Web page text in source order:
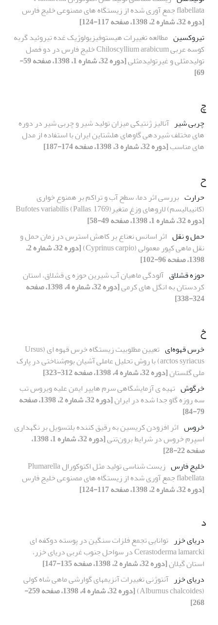
flabellata جمع آوری شده از زیستگاه های مصنوعی خلیج فارس
[دوره 32، شماره 2، 1398، صفحه 117-124]
تیروکسین مطالعه تغییرات هیستوفیزیولوژیک غده تیروئید گربه
کوسه عربی Chiloscyllium arabicum خلیج فارس در دو فصل
تولیدمثلی و غیرتولیدمثلی
[دوره 32، شماره 1، 1398، صفحه 59-
69]
چ
چربی شیر آنالیز ژنتیکی میزان تولید شیر و چربی شیر در دوره
های مختلف شیردهی گاوهای هلشتاین ایران با استفاده از مدل
های مناسب[دوره 32، شماره 3، 1398، صفحه 174-187]
ح
حرارت بررسی اثر دما، سطح آب و تراکم بر همنوع خواری
(کانیبالیسم) لاروهای وزغ متغیر(Pallas, 1769) Bufotes variabilis
[دوره 32، شماره 1، 1398، صفحه 49-58]
حمل و نقل اثر اسانس نعناع بر کاهش استرس در زمان حمل و
نقل ماهی کپور معمولی (Cyprinus carpio)
[دوره 32، شماره 2،
1398، صفحه 96-102]
حوزه قشلاق آلودگی ماهیان آب شیرین حوزه ی قشلاق، استان
کردستان به انگل های کرمی
[دوره 32، شماره 4، 1398، صفحه
324-338]
خ
خرس قهوه‌ای
تعیین مطلوبیت زیستگاه خرس قهوه ای (Ursus
arctos syriacus) با روش تحلیل عاملی آشیان بوم‌شناختی در پارک
ملی گلستان[دوره 32، شماره 4، 1398، صفحه 312-323]
خرگوش تهیه ی آزمایشگاهی سرم هایپر ایمن علیه ویروس تب
سه روزه گاو جدا شده در ایران
[دوره 32، شماره 2، 1398، صفحه
79-84]
خروس اثر افزودن کریسین به رقیق کننده بلتسویل بر نگهداری
اسپرم خروس در شرایط برون‌تنی
[دوره 32، شماره 1، 1398،
صفحه 22-28]
خلیج فارس
زیست شناسی تولید مثل اکتوکورال Plumarella
flabellata جمع آوری شده از زیستگاه های مصنوعی خلیج فارس
[دوره 32، شماره 2، 1398، صفحه 117-124]
د
دریای خزر توانایی تجمع فلزات سنگین در پوسته دوکفه ای
Cerastoderma lamarcki در سواحل جنوب غربی دریای خزر،
استان گیلان[دوره 32، شماره 2، 1398، صفحه 135-147]
دریای خزر آنتوژنی تغییرات آنزیمهای گوارشی ماهی شاه کولی
(Alburnus chalcoides)
[دوره 32، شماره 4، 1398، صفحه 259-
268]